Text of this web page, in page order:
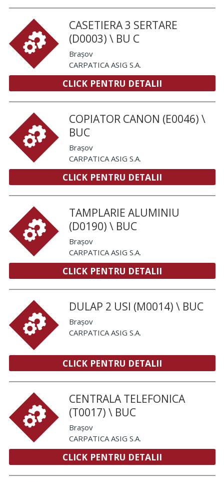
CASETIERA 3 SERTARE
(D0003) \ BU C
Brașov
CARPATICA ASIG S.A.
CLICK PENTRU DETALII
COPIATOR CANON (E0046) \
BUC
Brașov
CARPATICA ASIG S.A.
CLICK PENTRU DETALII
TAMPLARIE ALUMINIU
(D0190) \ BUC
Brașov
CARPATICA ASIG S.A.
CLICK PENTRU DETALII
DULAP 2 USI (M0014) \ BUC
Brașov
CARPATICA ASIG S.A.
CLICK PENTRU DETALII
CENTRALA TELEFONICA
(T0017) \ BUC
Brașov
CARPATICA ASIG S.A.
CLICK PENTRU DETALII